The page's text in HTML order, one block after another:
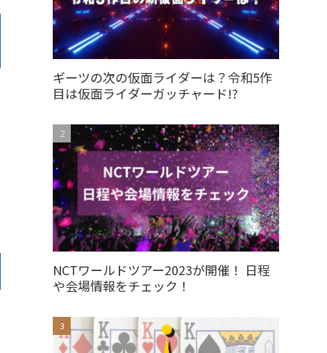
ギーツの次の仮面ライダーは？令和5作
目は仮面ライダーガッチャード!?
NCTワールドツアー2023が開催！ 日程
や会場情報をチェック！